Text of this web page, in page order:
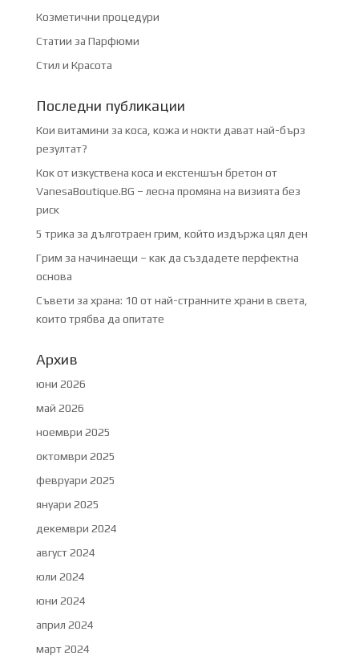
Козметични процедури
Статии за Парфюми
Стил и Красота
Последни публикации
Кои витамини за коса, кожа и нокти дават най-бърз
резултат?
Кок от изкуствена коса и екстеншън бретон от
VanesaBoutique.BG – лесна промяна на визията без
риск
5 трика за дълготраен грим, който издържа цял ден
Грим за начинаещи – как да създадете перфектна
основа
Съвети за храна: 10 от най-странните храни в света,
които трябва да опитате
Архив
юни 2026
май 2026
ноември 2025
октомври 2025
февруари 2025
януари 2025
декември 2024
август 2024
юли 2024
юни 2024
април 2024
март 2024